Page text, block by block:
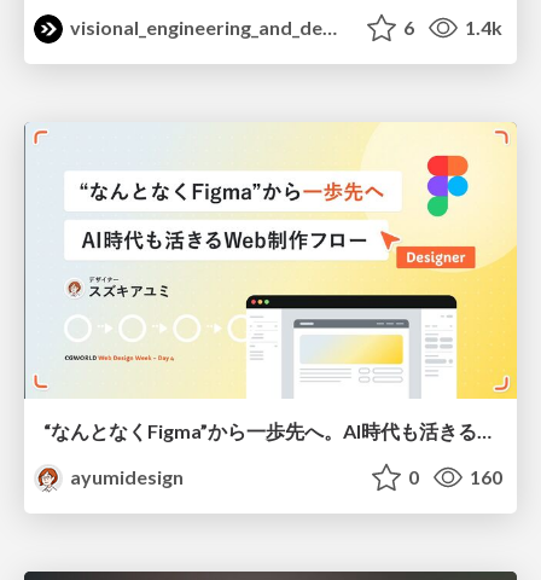
visional_engineering_and_design
6 1.4k
“なんとなくFigma”から一歩先へ。AI時代も活きるWeb制作フロー
ayumidesign
0 160